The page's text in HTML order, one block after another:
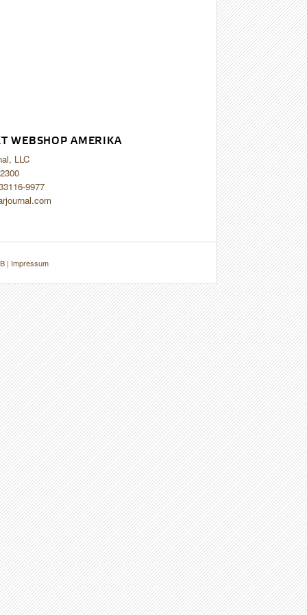
WEBSHOP AMERIKA
LLC
9977
| Impressum